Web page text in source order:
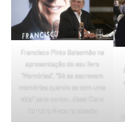
Francisco Pinto Balsemão na
apresentação do seu livro
“Memórias”. “Só se escrevem
memórias quando se tem uma
vida” para contar, disse Clara
Ferreira Alves na sessão